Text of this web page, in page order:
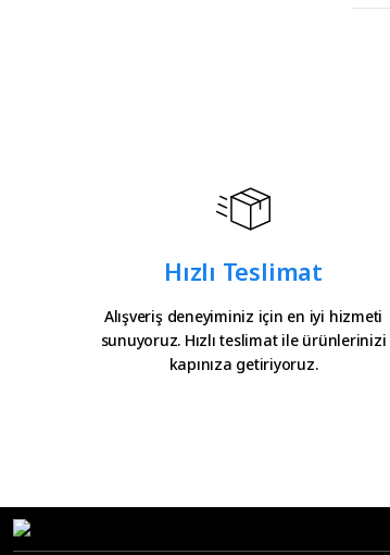
Hızlı Teslimat
Alışveriş deneyiminiz için en iyi hizmeti
sunuyoruz. Hızlı teslimat ile ürünlerinizi
kapınıza getiriyoruz.